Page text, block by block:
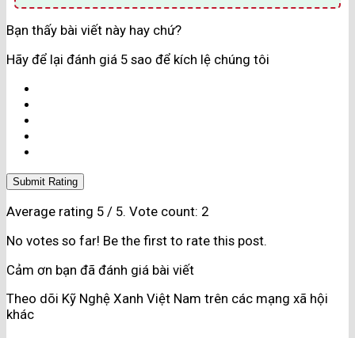
Bạn thấy bài viết này hay chứ?
Hãy để lại đánh giá 5 sao để kích lệ chúng tôi
Submit Rating
Average rating 5 / 5. Vote count: 2
No votes so far! Be the first to rate this post.
Cảm ơn bạn đã đánh giá bài viết
Theo dõi Kỹ Nghệ Xanh Việt Nam trên các mạng xã hội
khác